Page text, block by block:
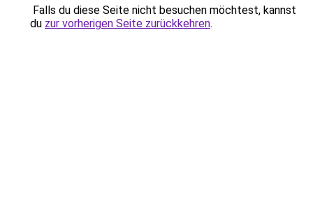
Falls du diese Seite nicht besuchen möchtest, kannst
du zur vorherigen Seite zurückkehren.